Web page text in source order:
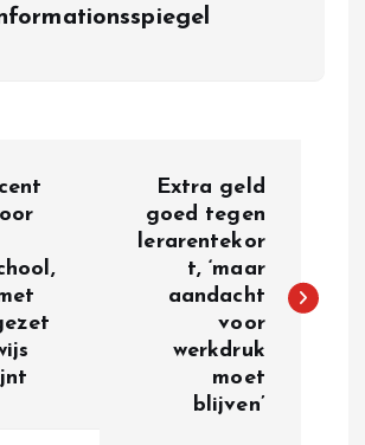
Extra geld
goed tegen
lerarentekor
t, ‘maar
aandacht
voor
werkdruk
moet
blijven’